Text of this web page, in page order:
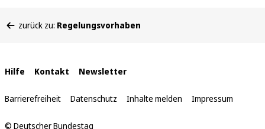
befinden
zurück zu: Regelungsvorhaben
Interne
Links
Hilfe Kontakt Newsletter
Barrierefreiheit Datenschutz Inhalte melden Impressum
© Deutscher Bundestag